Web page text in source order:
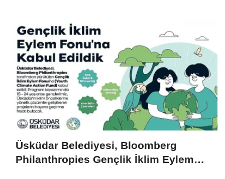
Üsküdar Belediyesi, Bloomberg
Philanthropies Gençlik İklim Eylem